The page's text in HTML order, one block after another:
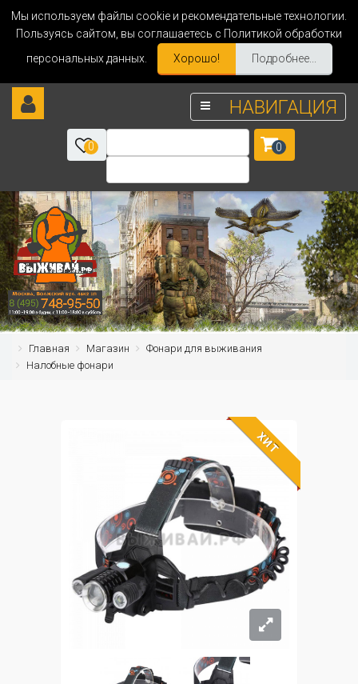
Мы используем файлы cookie и рекомендательные технологии.
Пользуясь сайтом, вы соглашаетесь с Политикой обработки
персональных данных.
Хорошо! Подробнее...
НАВИГАЦИЯ
0 0
Главная Магазин
Фонари для выживания
Налобные фонари
ХИТ